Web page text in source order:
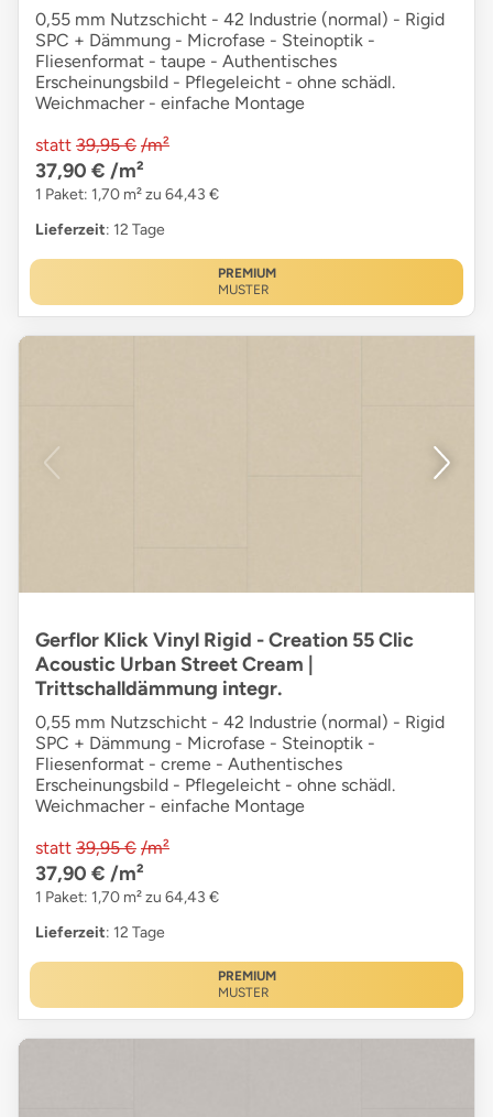
0,55 mm Nutzschicht - 42 Industrie (normal) - Rigid
SPC + Dämmung - Microfase - Steinoptik -
Fliesenformat - taupe - Authentisches
Erscheinungsbild - Pflegeleicht - ohne schädl.
Weichmacher - einfache Montage
statt 39,95 € /m²
37,90 € /m²
1 Paket: 1,70 m² zu 64,43 €
Lieferzeit: 12 Tage
PREMIUM
MUSTER
Gerflor Klick Vinyl Rigid - Creation 55 Clic
Acoustic Urban Street Cream |
Trittschalldämmung integr.
0,55 mm Nutzschicht - 42 Industrie (normal) - Rigid
SPC + Dämmung - Microfase - Steinoptik -
Fliesenformat - creme - Authentisches
Erscheinungsbild - Pflegeleicht - ohne schädl.
Weichmacher - einfache Montage
statt 39,95 € /m²
37,90 € /m²
1 Paket: 1,70 m² zu 64,43 €
Lieferzeit: 12 Tage
PREMIUM
MUSTER